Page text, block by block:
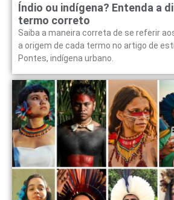
Índio ou indígena? Entenda a
termo correto
Saiba a maneira correta de se referir
a origem de cada termo no artigo de
Pontes, indígena urbano.